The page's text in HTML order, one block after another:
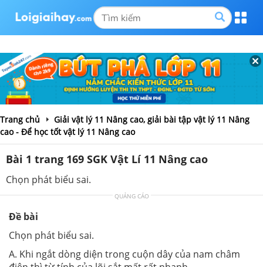
Trang chủ
Giải vật lý 11 Nâng cao, giải bài tập vật lý 11 Nâng
cao - Để học tốt vật lý 11 Nâng cao
Bài 1 trang 169 SGK Vật Lí 11 Nâng cao
Chọn phát biểu sai.
QUẢNG CÁO
Đề bài
Chọn phát biểu sai.
A. Khi ngắt dòng diện trong cuộn dây của nam châm